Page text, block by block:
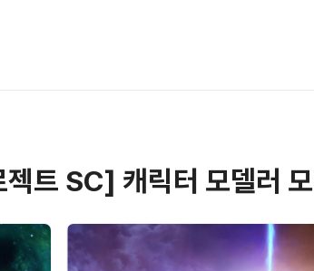
트 SC] 캐릭터 모델러